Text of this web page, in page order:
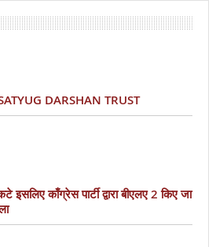
DARSHAN TRUST
इसलिए काँग्रेस पार्टी द्वारा बीएलए 2 किए जा